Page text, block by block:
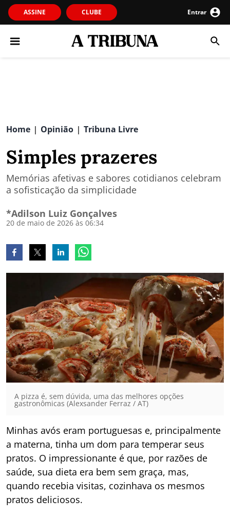
ASSINE CLUBE Entrar
Home | Opinião | Tribuna Livre
Simples prazeres
Memórias afetivas e sabores cotidianos celebram
a sofisticação da simplicidade
*Adilson Luiz Gonçalves
20 de maio de 2026 às 06:34
A pizza é, sem dúvida, uma das melhores opções
gastronômicas (Alexsander Ferraz / AT)
Minhas avós eram portuguesas e, principalmente
a materna, tinha um dom para temperar seus
pratos. O impressionante é que, por razões de
saúde, sua dieta era bem sem graça, mas,
quando recebia visitas, cozinhava os mesmos
pratos deliciosos.